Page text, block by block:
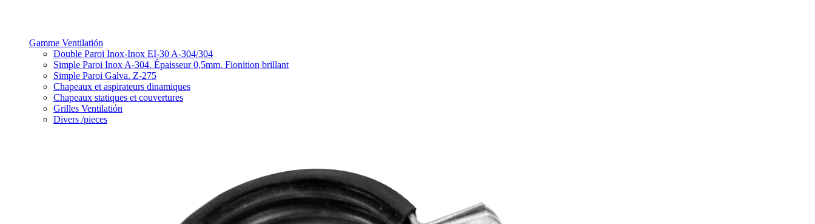
Gamme Ventilatión
Double Paroi Inox-Inox EI-30 A-304/304
Simple Paroi Inox A-304. Épaisseur 0,5mm. Fionition brillant
Simple Paroi Galva. Z-275
Chapeaux et aspirateurs dinamiques
Chapeaux statiques et couvertures
Grilles Ventilatión
Divers /pieces